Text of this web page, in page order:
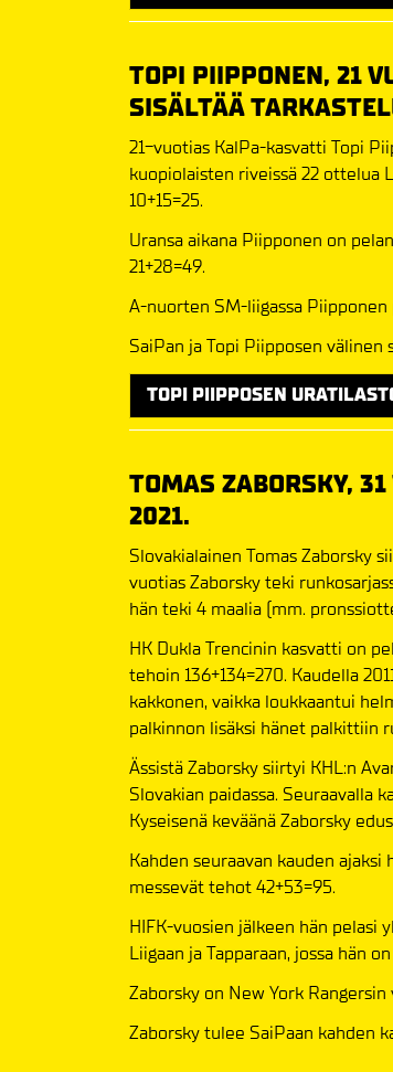
TOPI PIIPPONEN, 21
SISÄLTÄÄ
21-vuotias KalPa-kasvatti Topi
kuopiolaisten riveissä 22 ottelua
10+15=25.
Uransa aikana Piipponen on
21+28=49.
A-nuorten SM-liigassa
SaiPan ja Topi Piipposen välinen
TOPI PIIPPOSEN
TOMAS ZABORSKY,
2021.
Slovakialainen Tomas Zaborsky
vuotias Zaborsky teki
hän teki 4 maalia (mm.
HK Dukla Trencinin kasvatti on
tehoin 136+134=270. Kaudella
kakkonen, vaikka loukkaantui
palkinnon lisäksi hänet palkittiin
Ässistä Zaborsky siirtyi KHL:n
Slovakian paidassa. Seuraavalla
Kyseisenä keväänä Zaborsky
Kahden seuraavan kauden ajaksi
messevät tehot 42+53=95.
HIFK-vuosien jälkeen hän pelasi
Liigaan ja Tapparaan, jossa hän
Zaborsky on New York
Zaborsky tulee SaiPaan kahden